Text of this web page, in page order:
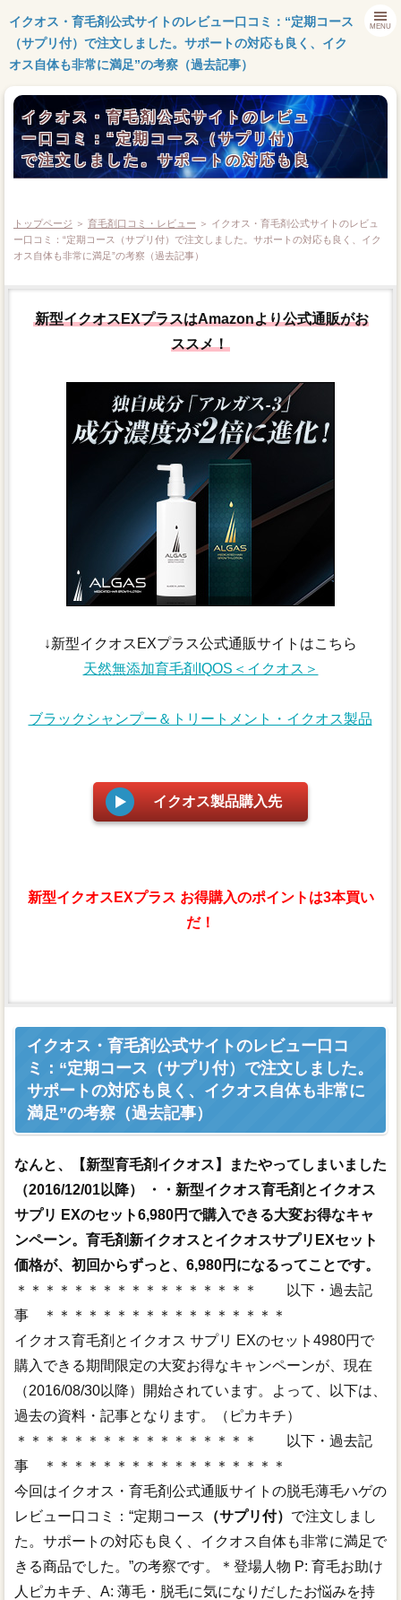
イクオス・育毛剤公式サイトのレビュー口コミ：“定期コース
（サプリ付）で注文しました。サポートの対応も良く、イク
オス自体も非常に満足”の考察（過去記事）
イクオス・育毛剤公式サイトのレビュ
ー口コミ：“定期コース（サプリ付）
で注文しました。サポートの対応も良
く、イクオス自体も非常に満足”の考
MENU
トップページ ＞ 育毛剤口コミ・レビュー ＞ イクオス・育毛剤公式サイトのレビュ
ー口コミ：“定期コース（サプリ付）で注文しました。サポートの対応も良く、イク
オス自体も非常に満足”の考察（過去記事）
新型イクオスEXプラスはAmazonより公式通販がお
ススメ！
↓新型イクオスEXプラス公式通販サイトはこちら
天然無添加育毛剤IQOS＜イクオス＞
ブラックシャンプー＆トリートメント・イクオス製品
イクオス製品購入先
新型イクオスEXプラス お得購入のポイントは3本買い
だ！
イクオス・育毛剤公式サイトのレビュー口コ
ミ：“定期コース（サプリ付）で注文しました。
サポートの対応も良く、イクオス自体も非常に
満足”の考察（過去記事）
なんと、【新型育毛剤イクオス】またやってしまいました
（2016/12/01以降） ・・新型イクオス育毛剤とイクオス
サプリ EXのセット6,980円で購入できる大変お得なキャ
ンペーン。育毛剤新イクオスとイクオスサプリEXセット
価格が、初回からずっと、6,980円になるってことです。
＊＊＊＊＊＊＊＊＊＊＊＊＊＊＊＊＊ 以下・過去記
事 ＊＊＊＊＊＊＊＊＊＊＊＊＊＊＊＊＊
イクオス育毛剤とイクオス サプリ EXのセット4980円で
購入できる期間限定の大変お得なキャンペーンが、現在
（2016/08/30以降）開始されています。よって、以下は、
過去の資料・記事となります。（ピカキチ）
＊＊＊＊＊＊＊＊＊＊＊＊＊＊＊＊＊ 以下・過去記
事 ＊＊＊＊＊＊＊＊＊＊＊＊＊＊＊＊＊
今回はイクオス・育毛剤公式通販サイトの脱毛薄毛ハゲの
レビュー口コミ：“定期コース
（サプリ付） で注文しまし
た。サポートの対応も良く、イクオス自体も非常に満足で
きる商品でした。”の考察です。＊登場人物 P: 育毛お助け
人ピカキチ、A: 薄毛・脱毛に気になりだしたお悩みを持